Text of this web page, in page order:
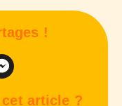
!
article ?